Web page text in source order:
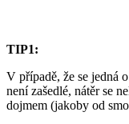
TIP1:
V případě, že se jedná
není zašedlé, nátěr se
dojmem (jakoby od